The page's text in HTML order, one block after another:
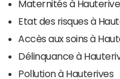
Maternités à
Etat des risques à
Accès aux soins à
Délinquance à
Pollution à Hauterives